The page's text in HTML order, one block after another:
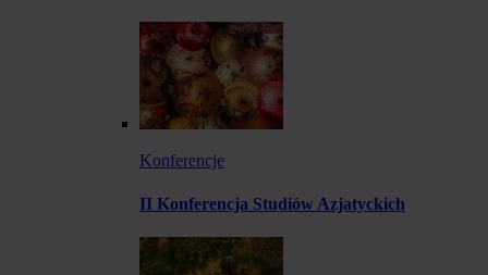
Konferencje
II Konferencja Studiów Azjatyckich